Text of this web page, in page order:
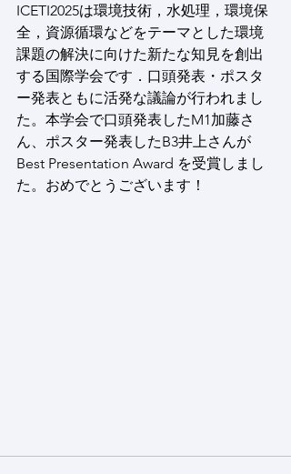
ICETI2025は環境技術，水処理，環境保
全，資源循環などをテーマとした環境
課題の解決に向けた新たな知見を創出
する国際学会です．口頭発表・ポスタ
ー発表ともに活発な議論が行われまし
た。本学会で口頭発表したM1加藤さ
ん、ポスター発表したB3井上さんが
Best Presentation Award を受賞しまし
た。おめでとうございます！